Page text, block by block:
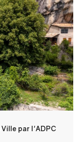
chapelle du
par l'ADPC